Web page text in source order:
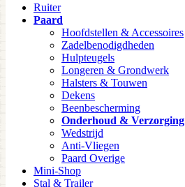
Ruiter
Paard
Hoofdstellen & Accessoires
Zadelbenodigdheden
Hulpteugels
Longeren & Grondwerk
Halsters & Touwen
Dekens
Beenbescherming
Onderhoud & Verzorging
Wedstrijd
Anti-Vliegen
Paard Overige
Mini-Shop
Stal & Trailer